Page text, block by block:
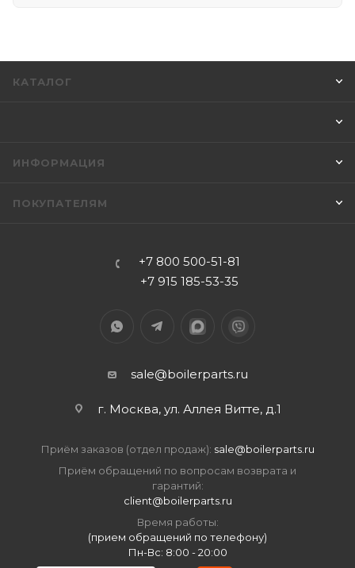
КАТАЛОГ
ИНФОРМАЦИЯ
ПОКУПАТЕЛЯМ
+7 800 500-51-81
+7 915 185-53-35
sale@boilerparts.ru
г. Москва, ул. Аллея Витте, д.1
Приём заказов (отдел продаж): sale@boilerparts.ru
Приём обращений по вопросам возврата и
гарантий:
client@boilerparts.ru
Время работы:
(прием обращений по телефону)
Пн-Вс: 8:00 - 20:00